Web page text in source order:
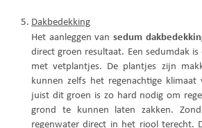
Dakbedekking
Het aanleggen van sedum
direct groen resultaat. Een sedumdak
met vetplantjes. De plantjes zijn
kunnen zelfs het regenachtige klimaat
juist dit groen is zo hard nodig om
grond te kunnen laten zakken.
regenwater direct in het riool terecht.